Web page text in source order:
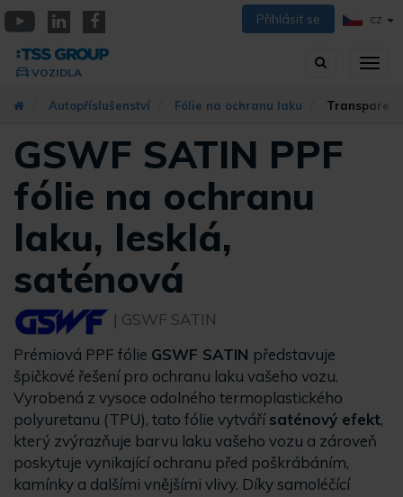
Přejít
k
hlavnímu
obsahu
Přihlásit se CZ
Vyhledávání
VOZIDLA
Autopříslušenství Fólie na ochranu laku
GSWF SATIN PPF
fólie na ochranu
laku, lesklá,
saténová
| GSWF SATIN
Prémiová PPF fólie GSWF SATIN představuje
špičkové řešení pro ochranu laku vašeho vozu.
Vyrobená z vysoce odolného termoplastického
polyuretanu (TPU), tato fólie vytvářísaténový efekt,
který zvýrazňuje barvu laku vašeho vozu a zároveň
poskytuje vynikající ochranu před poškrábáním,
kamínky a dalšími vnějšími vlivy. Díky samoléčící